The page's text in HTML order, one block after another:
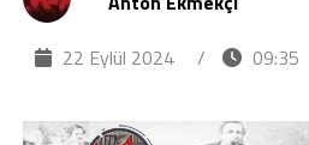
22 Eylül 2024
/ 09:35